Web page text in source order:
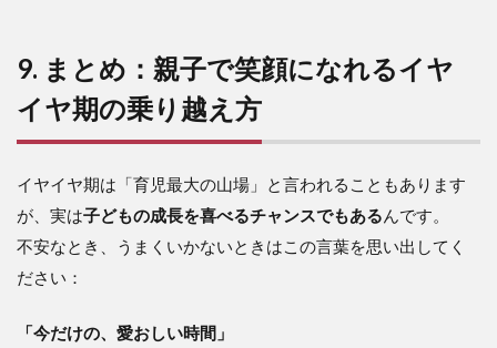
9. まとめ：親子で笑顔になれるイヤ
イヤ期の乗り越え方
イヤイヤ期は「育児最大の山場」と言われることもあります
が、実は子どもの成長を喜べるチャンスでもあるんです。
不安なとき、うまくいかないときはこの言葉を思い出してく
ださい：
「今だけの、愛おしい時間」